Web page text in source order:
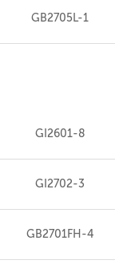
GB2705L-1
GI2601-8
GI2702-3
GB2701FH-4